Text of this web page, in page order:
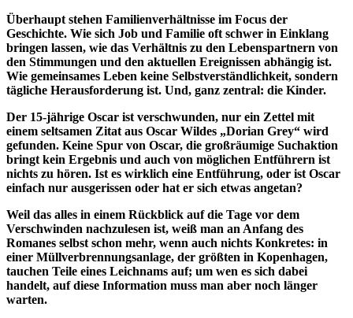
Überhaupt stehen Familienverhältnisse im Focus der
Geschichte. Wie sich Job und Familie oft schwer in Einklang
bringen lassen, wie das Verhältnis zu den Lebenspartnern von
den Stimmungen und den aktuellen Ereignissen abhängig ist.
Wie gemeinsames Leben keine Selbstverständlichkeit, sondern
tägliche Herausforderung ist. Und, ganz zentral: die Kinder.
Der 15-jährige Oscar ist verschwunden, nur ein Zettel mit
einem seltsamen Zitat aus Oscar Wildes „Dorian Grey“ wird
gefunden. Keine Spur von Oscar, die großräumige Suchaktion
bringt kein Ergebnis und auch von möglichen Entführern ist
nichts zu hören. Ist es wirklich eine Entführung, oder ist Oscar
einfach nur ausgerissen oder hat er sich etwas angetan?
Weil das alles in einem Rückblick auf die Tage vor dem
Verschwinden nachzulesen ist, weiß man an Anfang des
Romanes selbst schon mehr, wenn auch nichts Konkretes: in
einer Müllverbrennungsanlage, der größten in Kopenhagen,
tauchen Teile eines Leichnams auf; um wen es sich dabei
handelt, auf diese Information muss man aber noch länger
warten.